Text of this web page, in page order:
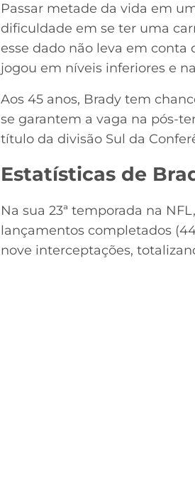
Passar metade da vida em
dificuldade em se ter uma
esse dado não leva em
jogou em níveis inferiores e
Aos 45 anos, Brady tem
se garantem a vaga na pós-
título da divisão Sul da
Estatísticas de
Na sua 23ª temporada na
lançamentos completados
nove interceptações,